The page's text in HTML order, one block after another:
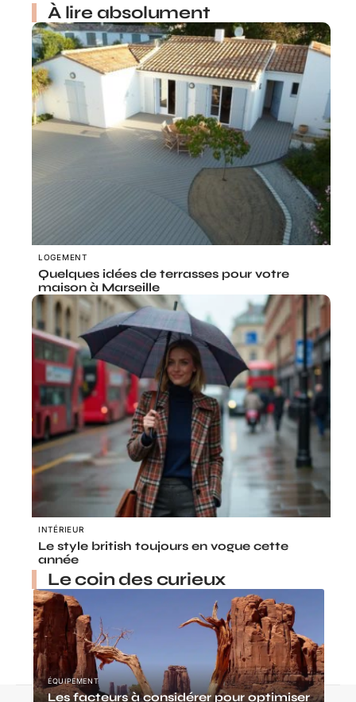
À lire absolument
LOGEMENT
Quelques idées de terrasses pour votre
maison à Marseille
INTÉRIEUR
Le style british toujours en vogue cette
année
Le coin des curieux
ÉQUIPEMENT
Les facteurs à considérer pour optimiser